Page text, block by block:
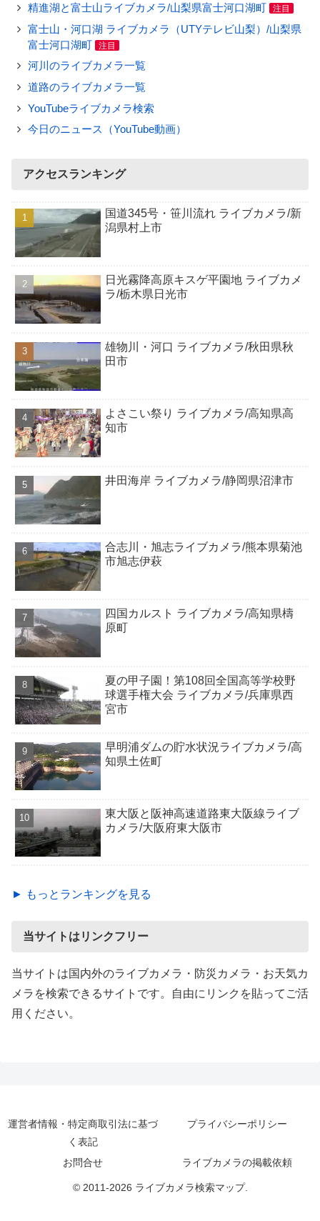
精進湖と富士山ライブカメラ/山梨県富士河口湖町 注目
富士山・河口湖 ライブカメラ（UTYテレビ山梨）/山梨県
富士河口湖町
注目
河川のライブカメラ一覧
道路のライブカメラ一覧
YouTubeライブカメラ検索
今日のニュース（YouTube動画）
アクセスランキング
国道345号・笹川流れ ライブカメラ/新
潟県村上市
日光霧降高原キスゲ平園地 ライブカメ
ラ/栃木県日光市
雄物川・河口 ライブカメラ/秋田県秋
田市
よさこい祭り ライブカメラ/高知県高
知市
井田海岸 ライブカメラ/静岡県沼津市
合志川・旭志ライブカメラ/熊本県菊池
市旭志伊萩
四国カルスト ライブカメラ/高知県檮
原町
夏の甲子園！第108回全国高等学校野
球選手権大会 ライブカメラ/兵庫県西
宮市
早明浦ダムの貯水状況ライブカメラ/高
知県土佐町
東大阪と阪神高速道路東大阪線ライブ
カメラ/大阪府東大阪市
► もっとランキングを見る
当サイトはリンクフリー
当サイトは国内外のライブカメラ・防災カメラ・お天気カ
メラを検索できるサイトです。自由にリンクを貼ってご活
用ください。
運営者情報・特定商取引法に基づ
く表記
プライバシーポリシー
お問合せ ライブカメラの掲載依頼
© 2011-2026 ライブカメラ検索マップ.